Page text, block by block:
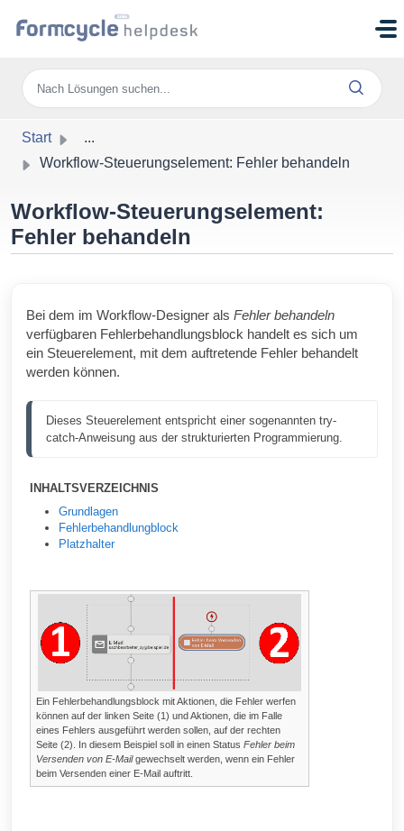
Start
...
Workflow-Steuerungselement: Fehler behandeln
Workflow-Steuerungselement:
Fehler behandeln
Bei dem im Workflow-Designer als Fehler behandeln
verfügbaren Fehlerbehandlungsblock handelt es sich um
ein Steuerelement, mit dem auftretende Fehler behandelt
werden können.
Dieses Steuerelement entspricht einer sogenannten try-
catch-Anweisung aus der strukturierten Programmierung.
INHALTSVERZEICHNIS
Grundlagen
Fehlerbehandlungblock
Platzhalter
Ein Fehlerbehandlungsblock mit Aktionen, die Fehler werfen
können auf der linken Seite (1) und Aktionen, die im Falle
eines Fehlers ausgeführt werden sollen, auf der rechten
Seite (2). In diesem Beispiel soll in einen Status Fehler beim
Versenden von E-Mailgewechselt werden, wenn ein Fehler
beim Versenden einer E-Mail auftritt.